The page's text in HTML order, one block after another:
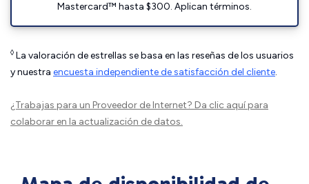
Mastercard™ hasta $300. Aplican términos.
◊ La valoración de estrellas se basa en las reseñas de los usuarios
y nuestra encuesta independiente de satisfacción del cliente.
¿Trabajas para un Proveedor de Internet? Da clic aquípara
colaborar en la actualización de datos.